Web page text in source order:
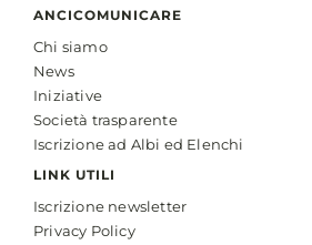
ANCICOMUNICARE
Chi siamo
News
Iniziative
Società trasparente
Iscrizione ad Albi ed Elenchi
LINK UTILI
Iscrizione newsletter
Privacy Policy